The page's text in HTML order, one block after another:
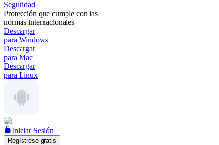
Seguridad
Protección que cumple con las
normas internacionales
Descargar
para Windows
Descargar
para Mac
Descargar
para Linux
Iniciar Sesión
Regístrese gratis